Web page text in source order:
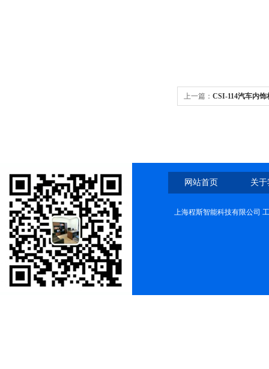
上一篇： CSI-114汽车内
网站首页 关
上海程斯智能科技有限公司